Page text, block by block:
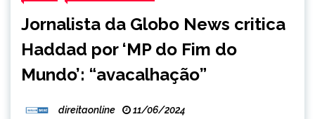
Jornalista da Globo News critica
Haddad por ‘MP do Fim do
Mundo’: “avacalhação”
direitaonline 11/06/2024